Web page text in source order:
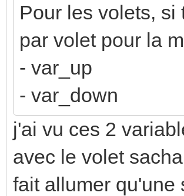
Pour les volets, si
par volet pour la
- var_up
- var_down
j'ai vu ces 2
avec le volet
fait allumer qu'une